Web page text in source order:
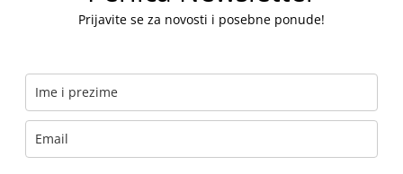
Prijavite se za novosti i posebne ponude!